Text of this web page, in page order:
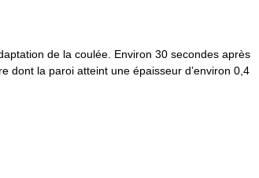
de la coulée. Environ 30 secondes après
dont la paroi atteint une épaisseur d’environ 0,4